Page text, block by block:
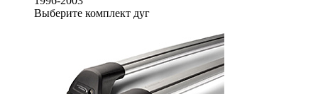
Выберите комплект дуг